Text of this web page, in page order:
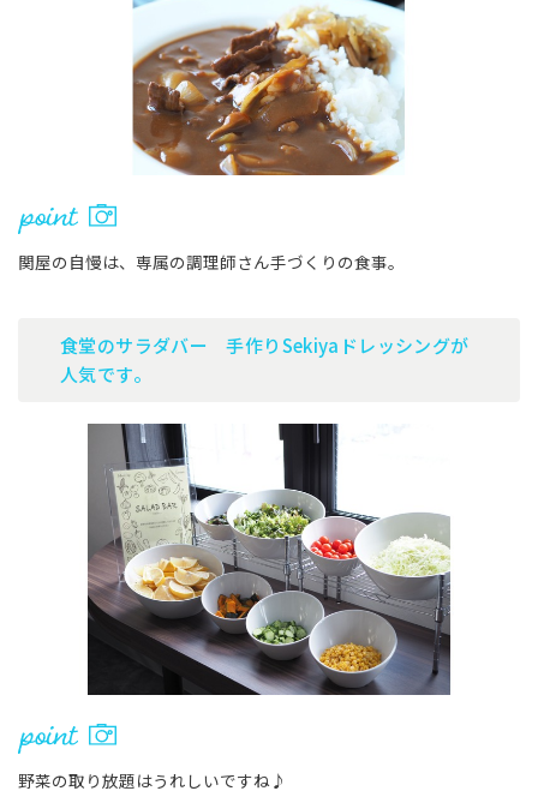
関屋の自慢は、専属の調理師さん手づくりの食事。
食堂のサラダバー 手作りSekiyaドレッシングが
人気です。
野菜の取り放題はうれしいですね♪